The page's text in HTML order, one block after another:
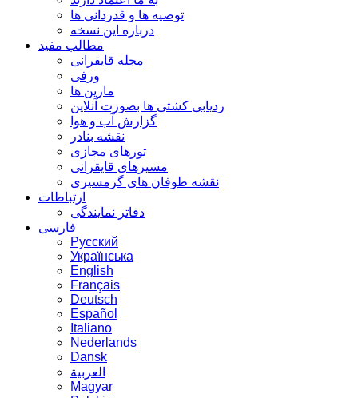
توصیه ها و قدردانی ها
درباره این نسخه
مطالب مفید
مجله قایقرانی
ورفی
مارین ها
ردیابی کشتی ها بصورت آنلاین
گزارش آب و هوا
نقشه بنادر
تورهای مجازی
مسیرهای قایقرانی
نقشه طوفان های گرمسیری
ارتباطات
دفاتر نمایندگی
فارسی
Русский
Українська
English
Français
Deutsch
Español
Italiano
Nederlands
Dansk
العربية
Magyar